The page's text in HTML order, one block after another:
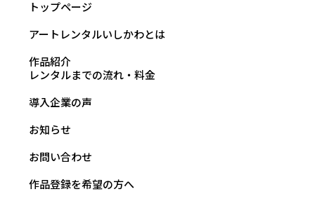
トップページ
アートレンタルいしかわとは
作品紹介
レンタルまでの流れ・料金
導入企業の声
お知らせ
お問い合わせ
作品登録を希望の方へ